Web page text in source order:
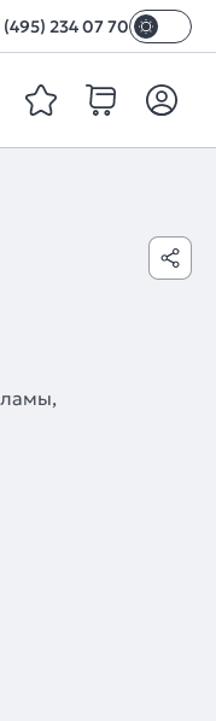
(495) 234 07 70